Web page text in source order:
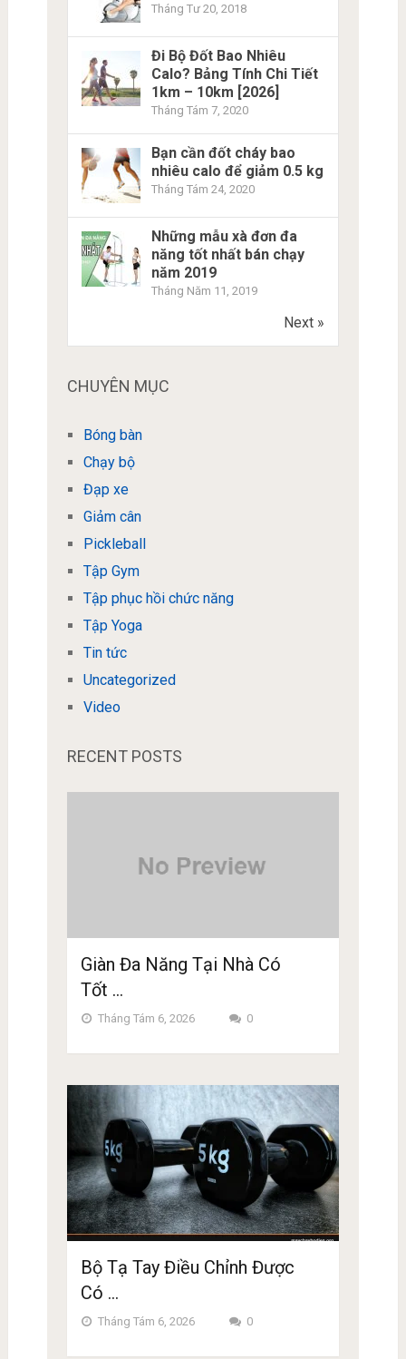
Tháng Tư 20, 2018
Đi Bộ Đốt Bao Nhiêu
Calo? Bảng Tính Chi Tiết
1km – 10km [2026]
Tháng Tám 7, 2020
Bạn cần đốt cháy bao
nhiêu calo để giảm 0.5 kg
Tháng Tám 24, 2020
Những mẫu xà đơn đa
năng tốt nhất bán chạy
năm 2019
Tháng Năm 11, 2019
Next »
CHUYÊN MỤC
Bóng bàn
Chạy bộ
Đạp xe
Giảm cân
Pickleball
Tập Gym
Tập phục hồi chức năng
Tập Yoga
Tin tức
Uncategorized
Video
RECENT POSTS
Giàn Đa Năng Tại Nhà Có
Tốt …
Tháng Tám 6, 2026 0
Bộ Tạ Tay Điều Chỉnh Được
Có …
Tháng Tám 6, 2026 0